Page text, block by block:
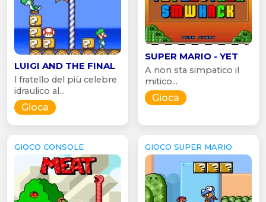
LUIGI AND THE FINAL
l fratello del più celebre
idraulico al...
Gioca
SUPER MARIO - YET
A non sta simpatico il
mitico...
Gioca
GIOCO CONSOLE GIOCO SUPER MARIO